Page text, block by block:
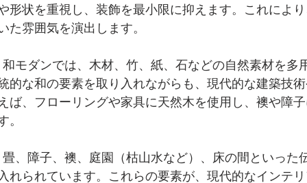
形状を重視し、装飾を最小限に抑えます。これによ
た雰囲気を演出します。
和モダンでは、木材、竹、紙、石などの自然素材を多
的な和の要素を取り入れながらも、現代的な建築技
ば、フローリングや家具に天然木を使用し、襖や障
。
畳、障子、襖、庭園（枯山水など）、床の間といった
れられています。これらの要素が、現代的なインテ